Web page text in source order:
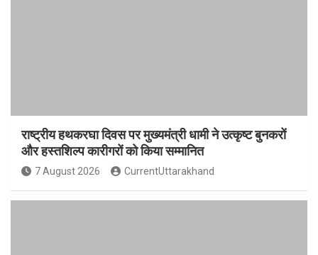
राष्ट्रीय हथकरघा दिवस पर मुख्यमंत्री धामी ने उत्कृष्ट बुनकरों
और हस्तशिल्प कारीगरों को किया सम्मानित
7 August 2026 CurrentUttarakhand